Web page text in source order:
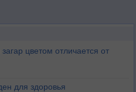
цветом отличается от
для здоровья